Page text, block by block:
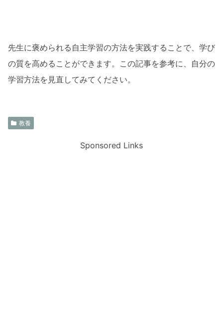
先生に褒められる自主学習の方法を実践することで、学び
の質を高めることができます。この記事を参考に、自分の
学習方法を見直してみてください。
教養
Sponsored Links